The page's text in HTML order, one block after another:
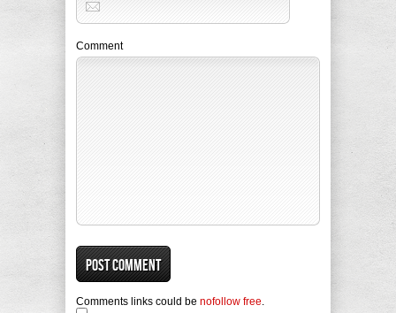
Comment
Comments links could be nofollow free.